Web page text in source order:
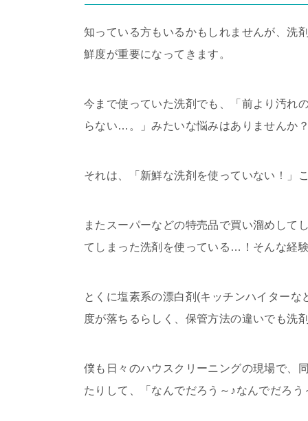
知っている方もいるかもしれませんが、洗
鮮度が重要になってきます。
今まで使っていた洗剤でも、「前より汚れ
らない…。」みたいな悩みはありませんか
それは、「新鮮な洗剤を使っていない！」
またスーパーなどの特売品で買い溜めし
てしまった洗剤を使っている…！そんな経
とくに塩素系の漂白剤(キッチンハイター
度が落ちるらしく、保管方法の違いでも洗
僕も日々のハウスクリーニングの現場で、
たりして、「なんでだろう～♪なんでだろ